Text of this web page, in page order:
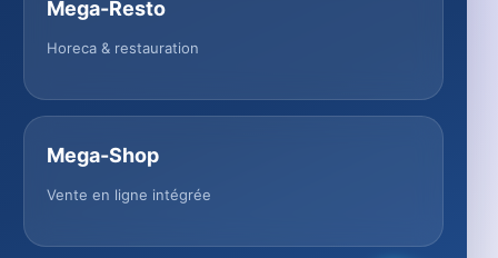
Mega-Resto
Horeca & restauration
Mega-Shop
Vente en ligne intégrée